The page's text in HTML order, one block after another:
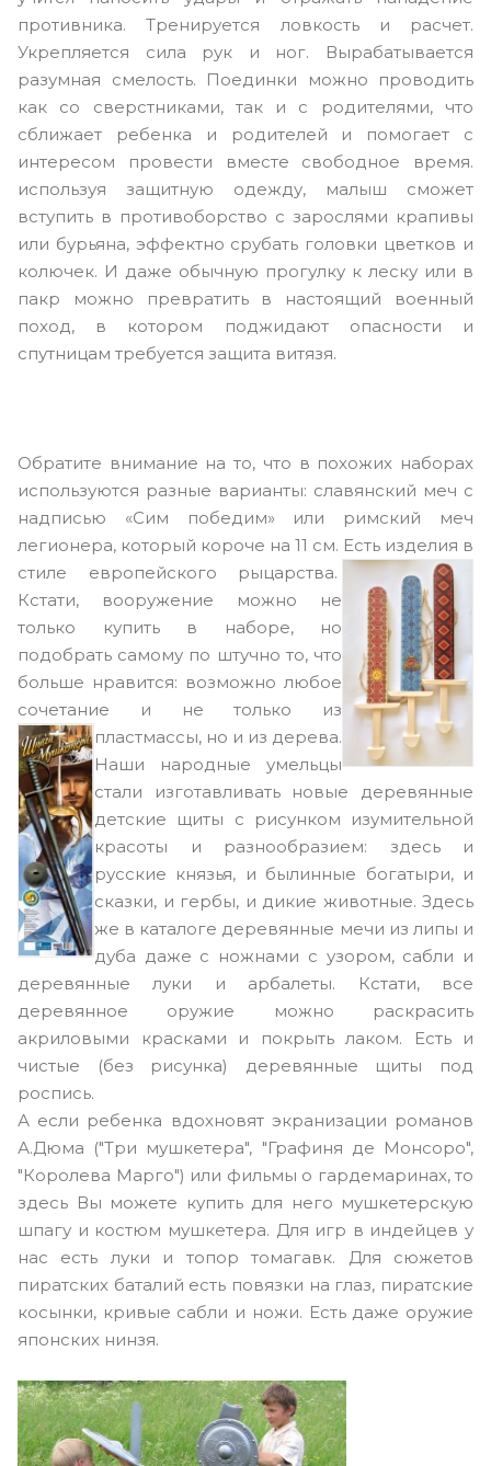
противника. Тренируется ловкость и расчет.
Укрепляется сила рук и ног. Вырабатывается
разумная смелость. Поединки можно проводить
как со сверстниками, так и с родителями, что
сближает ребенка и родителей и помогает с
интересом провести вместе свободное время.
используя защитную одежду, малыш сможет
вступить в противоборство с зарослями крапивы
или бурьяна, эффектно срубать головки цветков и
колючек. И даже обычную прогулку к леску или в
пакр можно превратить в настоящий военный
поход, в котором поджидают опасности и
спутницам требуется защита витязя.
Обратите внимание на то, что в похожих наборах
используются разные варианты: славянский меч с
надписью «Сим победим» или римский меч
легионера, который короче на 11 см. Есть изделия в
стиле европейского рыцарства.
Кстати, вооружение можно не
только купить в наборе, но
подобрать самому по штучно то, что
больше нравится: возможно любое
сочетание и не только из
пластмассы, но и из дерева.
Наши народные умельцы
стали изготавливать новые деревянные
детские щиты с рисунком изумительной
красоты и разнообразием: здесь и
русские князья, и былинные богатыри, и
сказки, и гербы, и дикие животные. Здесь
же в каталоге деревянные мечи из липы и
дуба даже с ножнами с узором, сабли и
деревянные луки и арбалеты. Кстати, все
деревянное оружие можно раскрасить
акриловыми красками и покрыть лаком. Есть и
чистые (без рисунка) деревянные щиты под
роспись.
А если ребенка вдохновят экранизации романов
А.Дюма ("Три мушкетера", "Графиня де Монсоро",
"Королева Марго") или фильмы о гардемаринах, то
здесь Вы можете купить для него мушкетерскую
шпагу и костюм мушкетера. Для игр в индейцев у
нас есть луки и топор томагавк. Для сюжетов
пиратских баталий есть повязки на глаз, пиратские
косынки, кривые сабли и ножи. Есть даже оружие
японских нинзя.